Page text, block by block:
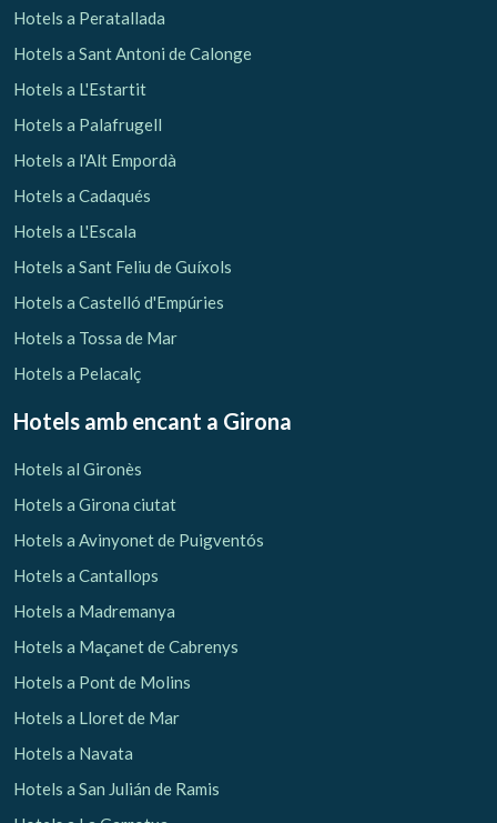
Hotels a Peratallada
Hotels a Sant Antoni de Calonge
Hotels a L'Estartit
Hotels a Palafrugell
Hotels a l'Alt Empordà
Hotels a Cadaqués
Hotels a L'Escala
Hotels a Sant Feliu de Guíxols
Hotels a Castelló d'Empúries
Hotels a Tossa de Mar
Hotels a Pelacalç
Hotels amb encant a Girona
Hotels al Gironès
Hotels a Girona ciutat
Hotels a Avinyonet de Puigventós
Hotels a Cantallops
Hotels a Madremanya
Hotels a Maçanet de Cabrenys
Hotels a Pont de Molins
Hotels a Lloret de Mar
Hotels a Navata
Hotels a San Julián de Ramis
servei. Permeten desar la informació de preferència de
una millor experiència a través de productes recomanats.
Marketing i publicitat
Aquestes cookies són utilitzades per emmagatzemar
informació sobre les preferències i les eleccions personals
de l'usuari a través de l'observació continuada dels seus
hàbits de navegació. Gràcies a elles, podem conèixer els
hàbits de navegació al lloc web i mostrar publicitat